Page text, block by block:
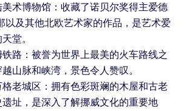
术博物馆：收藏了诺贝尔奖得主爱德
以及其他北欧艺术家的作品，是艺术爱
堂。
铁路：被誉为世界上最美的火车路线之
山脉和峡湾，景色令人赞叹。
老城区：拥有色彩斑斓的木屋和古老
遗址，是深入了解挪威文化的重要地